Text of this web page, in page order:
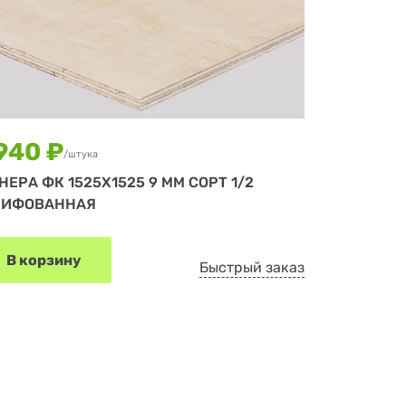
₽/штука
ФК 1525Х1525 9 ММ СОРТ 1/2
В корзину Быстрый заказ